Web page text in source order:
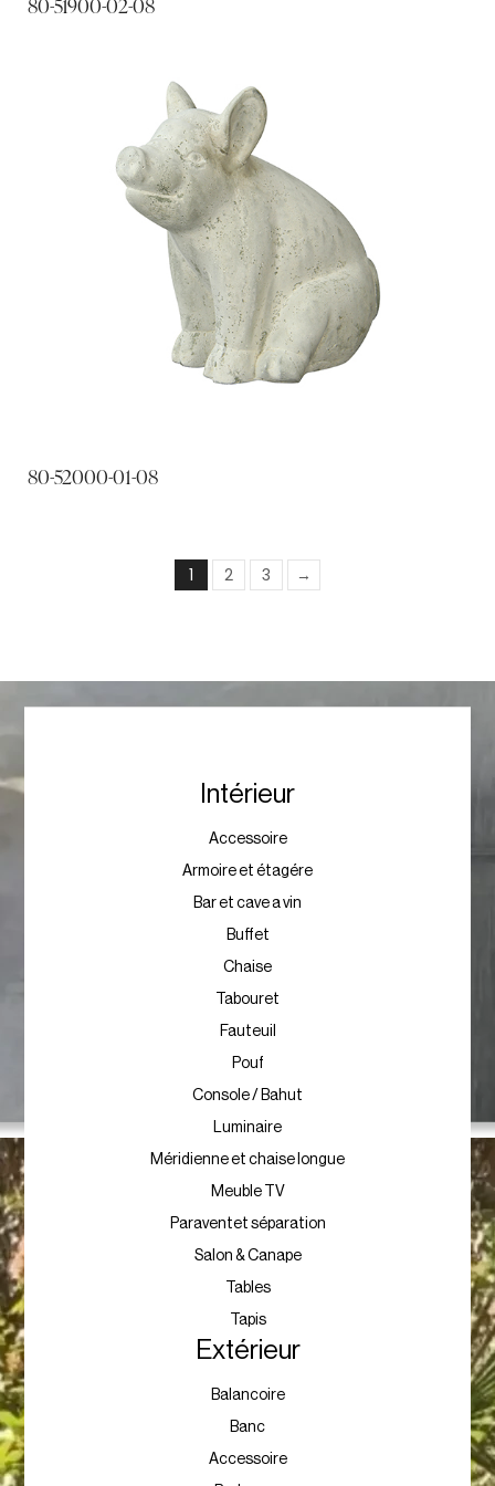
80-52000-01-08
1 2 3 →
Intérieur
Accessoire
Armoire et étagére
Bar et cave a vin
Buffet
Chaise
Tabouret
Fauteuil
Pouf
Console / Bahut
Luminaire
Méridienne et chaise longue
Meuble TV
Paraventet séparation
Salon & Canape
Tables
Tapis
Extérieur
Balancoire
Banc
Accessoire